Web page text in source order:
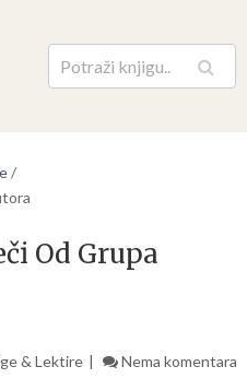
Pretraga
/
Od Grupa
& Lektire Nema komentara